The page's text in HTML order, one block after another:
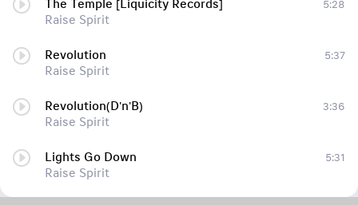
The Temple [Liquicity Records]
Raise Spirit
5:28
Revolution
Raise Spirit
5:37
Revolution(D'n'B)
Raise Spirit
3:36
Lights Go Down
Raise Spirit
5:31